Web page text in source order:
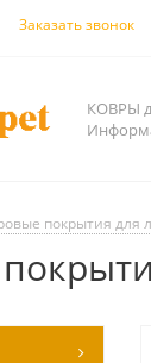
Заказать звонок
КОВРЫ
покрытия для